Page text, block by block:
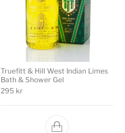
Truefitt & Hill West Indian Limes
Bath & Shower Gel
295 kr